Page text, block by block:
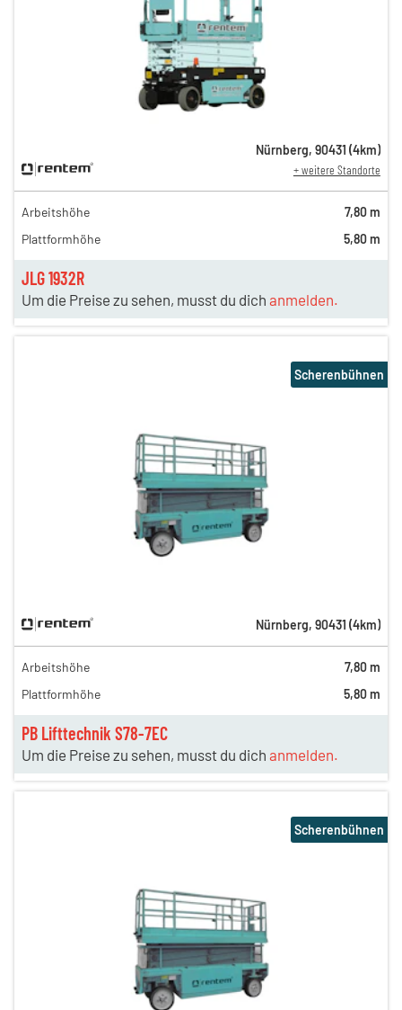
JLG 1932R
Um die Preise zu sehen, musst du dich anmelden.
Nürnberg, 90431 (4km)
+ weitere Standorte
Arbeitshöhe
7,80 m
Plattformhöhe
5,80 m
PB Lifttechnik S78-7EC
Um die Preise zu sehen, musst du dich anmelden.
Scherenbühnen
Nürnberg, 90431 (4km)
Arbeitshöhe
7,80 m
Plattformhöhe
5,80 m
Scherenbühnen